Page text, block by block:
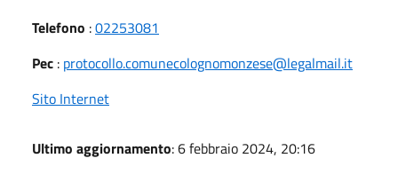
Telefono :02253081
Pec : protocollo.comunecolognomonzese@legalmail.it
Sito Internet
Ultimo aggiornamento: 6 febbraio 2024, 20:16